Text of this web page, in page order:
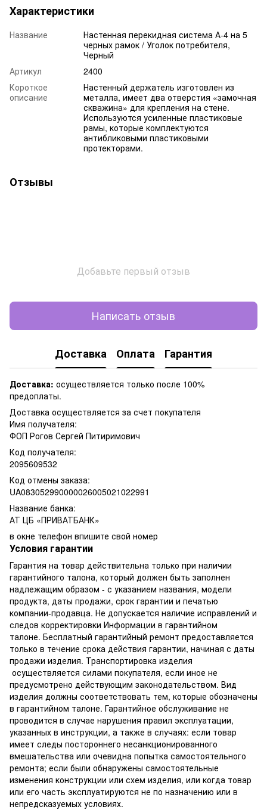
Характеристики
Название
Настенная перекидная система А-4 на 5
черных рамок / Уголок потребителя,
Черный
Артикул
2400
Короткое
описание
Настенный держатель изготовлен из
металла, имеет два отверстия «замочная
скважина» для крепления на стене.
Используются усиленные пластиковые
рамы, которые комплектуются
антибликовыми пластиковыми
протекторами.
Отзывы
Добавьте первый отзыв
Написать отзыв
Доставка Оплата Гарантия
Доставка: осуществляется только после 100%
предоплаты.
Доставка осуществляется за счет покупателя
Имя получателя:
ФОП Рогов Сергей Питиримович
Код получателя:
2095609532
Код отмены заказа:
UA083052990000026005021022991
Название банка:
АТ ЦБ «ПРИВАТБАНК»
в окне телефон впишите свой номер
Условия гарантии
Гарантия на товар действительна только при наличии
гарантийного талона, который должен быть заполнен
надлежащим образом - с указанием названия, модели
продукта, даты продажи, срок гарантии и печатью
компании-продавца. Не допускается наличие исправлений и
следов корректировки Информации в гарантийном
талоне. Бесплатный гарантийный ремонт предоставляется
только в течение срока действия гарантии, начиная с даты
продажи изделия. Транспортировка изделия
осуществляется силами покупателя, если иное не
предусмотрено действующим законодательством. Вид
изделия должны соответствовать тем, которые обозначены
в гарантийном талоне. Гарантийное обслуживание не
проводится в случае нарушения правил эксплуатации,
указанных в инструкции, а также в случаях: если товар
имеет следы постороннего несанкционированного
вмешательства или очевидна попытка самостоятельного
ремонта; если были обнаружены самостоятельные
изменения конструкции или схем изделия, или когда товар
или его часть эксплуатируются не по назначению или в
непредсказуемых условиях.